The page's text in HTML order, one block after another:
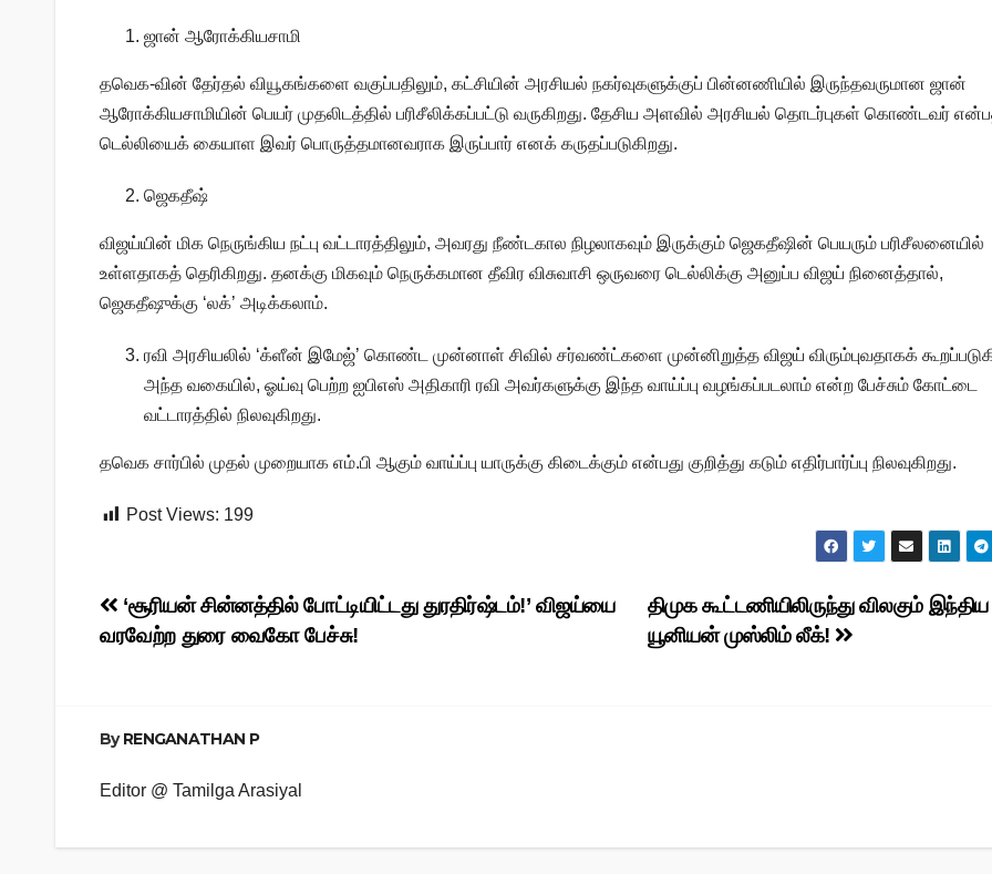
ஜான் ஆரோக்கியசாமி
தவெக-வின் தேர்தல் வியூகங்களை வகுப்பதிலும், கட்சியின் அரசியல் நகர்வுகளுக்குப் பின்னணியில் இருந்தவருமான ஜான்
ஆரோக்கியசாமியின் பெயர் முதலிடத்தில் பரிசீலிக்கப்பட்டு வருகிறது. தேசிய அளவில் அரசியல் தொடர்புகள் கொண்டவர்
டெல்லியைக் கையாள இவர் பொருத்தமானவராக இருப்பார் எனக் கருதப்படுகிறது.
ஜெகதீஷ்
விஜய்யின் மிக நெருங்கிய நட்பு வட்டாரத்திலும், அவரது நீண்டகால நிழலாகவும் இருக்கும் ஜெகதீஷின் பெயரும் பரிசீலனையில்
உள்ளதாகத் தெரிகிறது. தனக்கு மிகவும் நெருக்கமான தீவிர விசுவாசி ஒருவரை டெல்லிக்கு அனுப்ப விஜய் நினைத்தால்,
ஜெகதீஷுக்கு ‘லக்’ அடிக்கலாம்.
ரவி அரசியலில் ‘க்ளீன் இமேஜ்’ கொண்ட முன்னாள் சிவில் சர்வண்ட்களை முன்னிறுத்த விஜய் விரும்புவதாகக்
அந்த வகையில், ஓய்வு பெற்ற ஐபிஎஸ் அதிகாரி ரவி அவர்களுக்கு இந்த வாய்ப்பு வழங்கப்படலாம் என்ற பேச்சும் கோட்டை
வட்டாரத்தில் நிலவுகிறது.
தவெக சார்பில் முதல் முறையாக எம்.பி ஆகும் வாய்ப்பு யாருக்கு கிடைக்கும் என்பது குறித்து கடும் எதிர்பார்ப்பு நிலவுகிறது.
Post Views: 199
Post
navigation
திமுக கூட்டணியிலிருந்து விலகும் இந்திய
யூனியன் முஸ்லிம் லீக்!
‘சூரியன் சின்னத்தில் போட்டியிட்டது துரதிர்ஷ்டம்!’ விஜய்யை
வரவேற்ற துரை வைகோ பேச்சு!
ByRENGANATHAN P
Editor @ Tamilga Arasiyal